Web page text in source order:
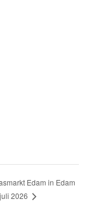
Edam in Edam
2026